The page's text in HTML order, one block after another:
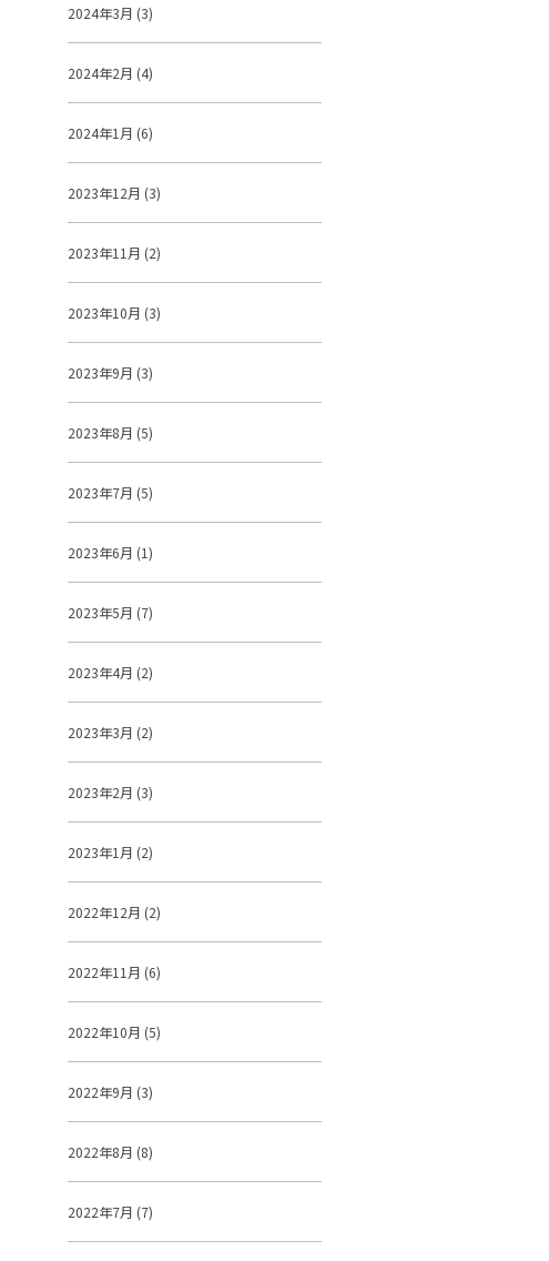
2024年3月 (3)
2024年2月 (4)
2024年1月 (6)
2023年12月 (3)
2023年11月 (2)
2023年10月 (3)
2023年9月 (3)
2023年8月 (5)
2023年7月 (5)
2023年6月 (1)
2023年5月 (7)
2023年4月 (2)
2023年3月 (2)
2023年2月 (3)
2023年1月 (2)
2022年12月 (2)
2022年11月 (6)
2022年10月 (5)
2022年9月 (3)
2022年8月 (8)
2022年7月 (7)